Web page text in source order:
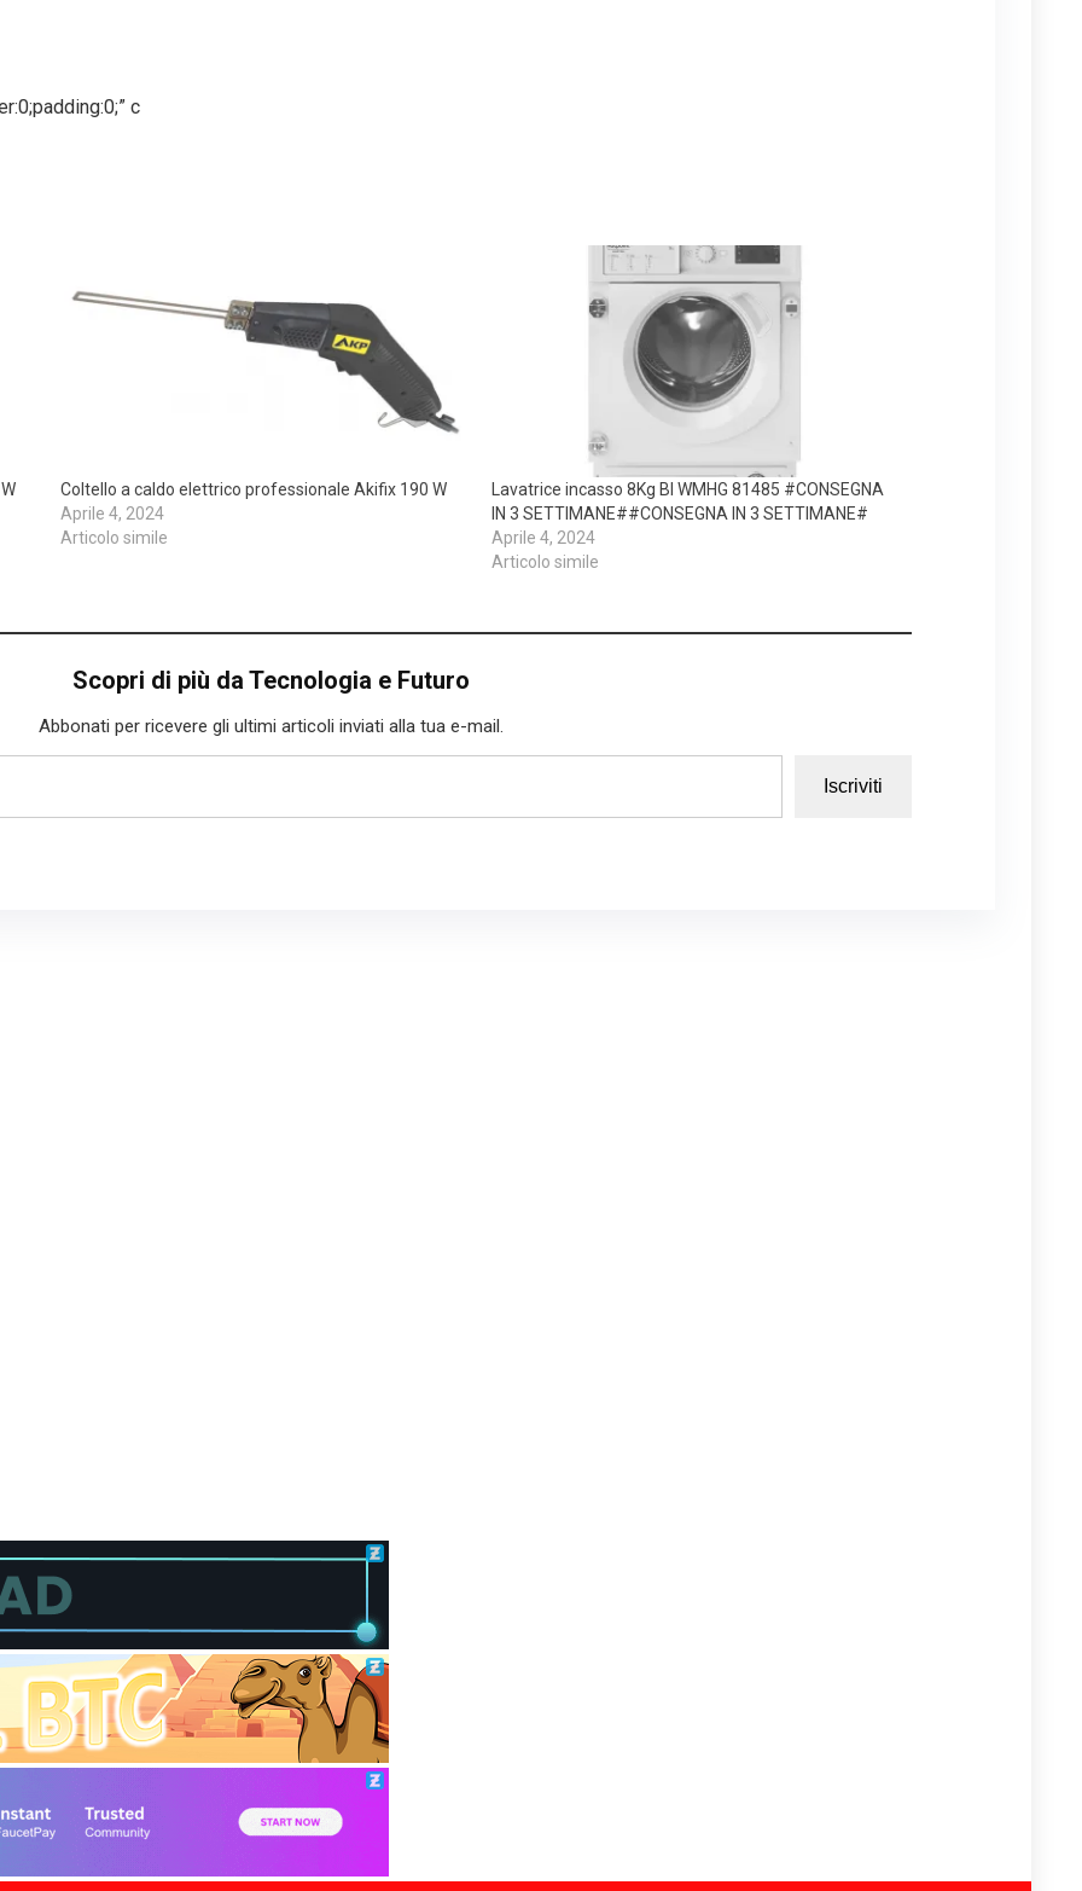
c
Coltello a caldo elettrico professionale Akifix 190 W
Aprile 4, 2024
Articolo simile
Lavatrice incasso 8Kg BI WMHG 81485 #CONSEGNA
IN 3 SETTIMANE##CONSEGNA IN 3 SETTIMANE#
Aprile 4, 2024
Articolo simile
Scopri di più da Tecnologia e Futuro
Abbonati per ricevere gli ultimi articoli inviati alla tua e-mail.
Iscriviti